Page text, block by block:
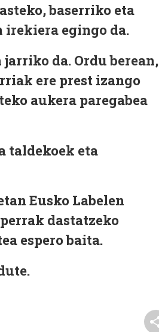
baserriko eta
egingo da.
da. Ordu berean,
ere prest izango
aukera paregabea
taldekoek eta
Eusko Labelen
dastatzeko
espero baita.